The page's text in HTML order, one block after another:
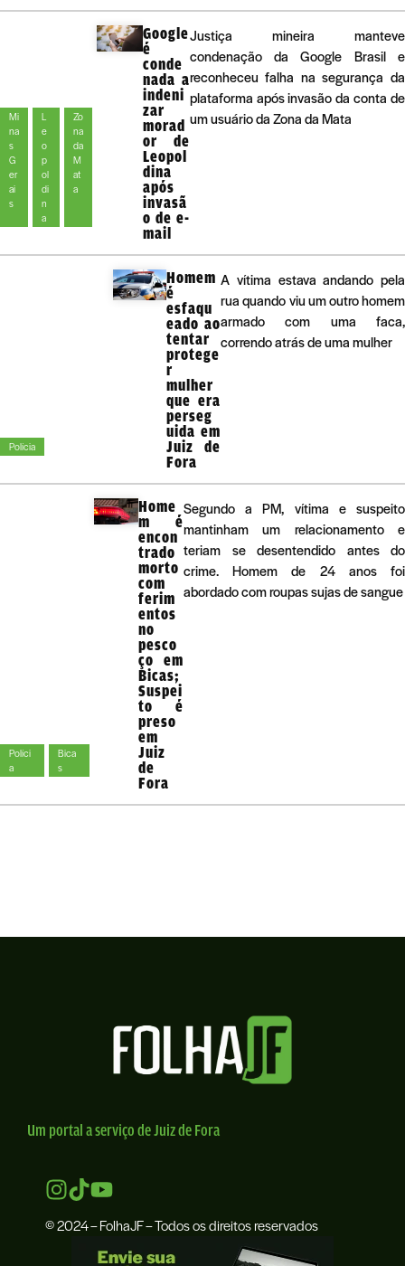
Mi
na
s
G
er
ai
s
L
e
o
p
ol
di
n
a
Zo
na
da
M
at
a
Google
é
conde
nada a
indeni
zar
morad
or de
Leopol
dina
após
invasã
o de e-
mail
Justiça mineira manteve
condenação da Google Brasil e
reconheceu falha na segurança da
plataforma após invasão da conta de
um usuário da Zona da Mata
Polícia
Homem
é
esfaqu
eado ao
tentar
protege
r
mulher
que era
perseg
uida em
Juiz de
Fora
A vítima estava andando pela
rua quando viu um outro homem
armado com uma faca,
correndo atrás de uma mulher
Políci
a
Bica
s
Home
m é
encon
trado
morto
com
ferim
entos
no
pesco
ço em
Bicas;
Suspei
to é
preso
em
Juiz
de
Fora
Segundo a PM, vítima e suspeito
mantinham um relacionamento e
teriam se desentendido antes do
crime. Homem de 24 anos foi
abordado com roupas sujas de sangue
Um portal a serviço de Juiz de Fora
© 2024 – FolhaJF – Todos os direitos reservados